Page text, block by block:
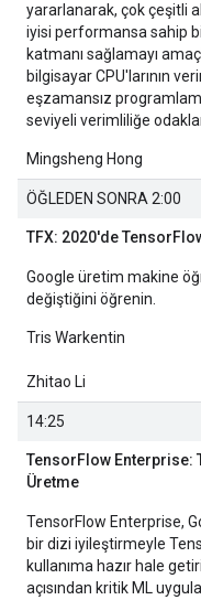
yararlanarak, çok çeşitli
iyisi performansa sahip
katmanı sağlamayı
bilgisayar CPU'larının
eşzamansız
seviyeli verimliliğe
Mingsheng Hong
ÖĞLEDEN SONRA 2:00
TFX: 2020'de
Google üretim makine
değiştiğini öğrenin.
Tris Warkentin
Zhitao Li
14:25
TensorFlow Enterprise:
Üretme
TensorFlow Enterprise,
bir dizi iyileştirmeyle
kullanıma hazır hale
açısından kritik ML